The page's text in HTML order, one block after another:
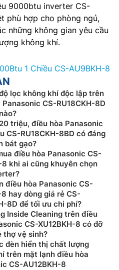
9000btu inverter CS-
phù hợp cho phòng ngủ,
những không gian yêu cầu
không khí.
1 Chiều CS-AU9BKH-8
lọc không khí độc lập trên
CS-RU18CKH-8D
triệu, điều hòa Panasonic
CS-RU18CKH-8BD có đáng
bát gạo?
điều hòa Panasonic CS-
8 khi ai cũng khuyên chọn
điều hòa Panasonic CS-
8 hay dòng giá rẻ CS-
8D để tối ưu chi phí?
Inside Cleaning trên điều
CS-XU12BKH-8 có đỡ
thợ vệ sinh?
đèn hiển thị chất lượng
trên mặt lạnh điều hòa
CS-AU12BKH-8